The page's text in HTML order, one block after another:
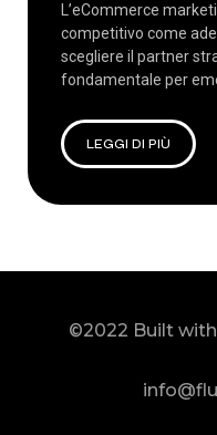
L’eCommerce
competitivo come
scegliere il partner
fondamentale per
LEGGI DI PIÙ
©2022 Built